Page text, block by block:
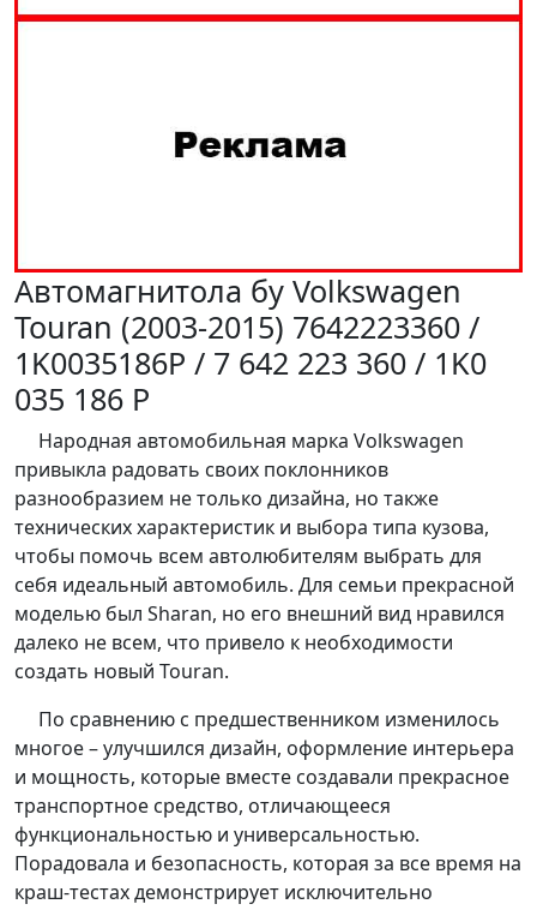
Автомагнитола бу Volkswagen
Touran (2003-2015) 7642223360 /
1K0035186P / 7 642 223 360 / 1K0
035 186 P
Народная автомобильная марка Volkswagen
привыкла радовать своих поклонников
разнообразием не только дизайна, но также
технических характеристик и выбора типа кузова,
чтобы помочь всем автолюбителям выбрать для
себя идеальный автомобиль. Для семьи прекрасной
моделью был Sharan, но его внешний вид нравился
далеко не всем, что привело к необходимости
создать новый Touran.
По сравнению с предшественником изменилось
многое – улучшился дизайн, оформление интерьера
и мощность, которые вместе создавали прекрасное
транспортное средство, отличающееся
функциональностью и универсальностью.
Порадовала и безопасность, которая за все время на
краш-тестах демонстрирует исключительно